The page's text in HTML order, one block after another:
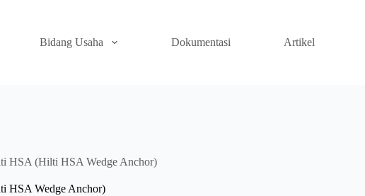
Bidang Usaha Dokumentasi Artikel
HSA (Hilti HSA Wedge Anchor)
HSA Wedge Anchor)